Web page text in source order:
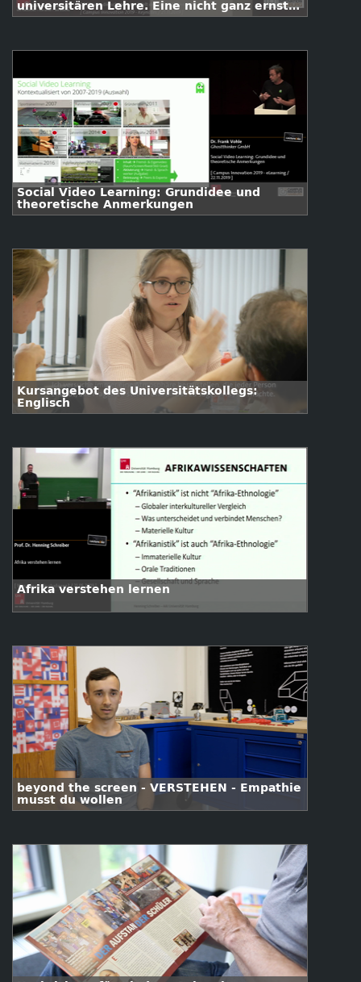
universitären Lehre. Eine nicht ganz ernste
Zukunftsvision
Social Video Learning: Grundidee und
theoretische Anmerkungen
Kursangebot des Universitätskollegs:
Englisch
Afrika verstehen lernen
beyond the screen - VERSTEHEN - Empathie
musst du wollen